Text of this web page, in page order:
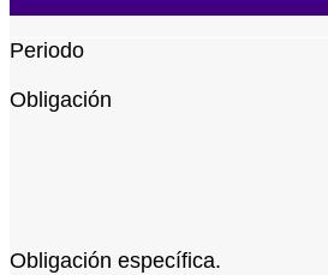
Periodo
Obligación
Obligación específica.